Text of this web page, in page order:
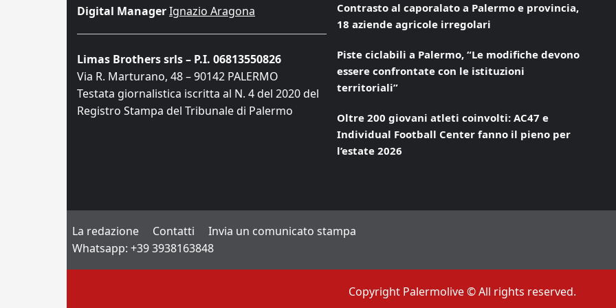
Digital ManagerIgnazio Aragona
Limas Brothers srls – P.I. 06813550826
Via R. Marturano, 48 – 90142 PALERMO
Testata giornalistica iscritta al N. 4 del 2020 del
Registro Stampa del Tribunale di Palermo
Contrasto al caporalato a Palermo e provincia,
18 aziende agricole irregolari
Piste ciclabili a Palermo, “Le modifiche devono
essere confrontate con le istituzioni
territoriali”
Oltre 200 giovani atleti coinvolti: AC47 e
Individual Football Center fanno il pieno per
l’estate 2026
La redazione Contatti
Invia un comunicato stampa
Whatsapp: +39 3938163848
Copyright Palermolive © All rights reserved.